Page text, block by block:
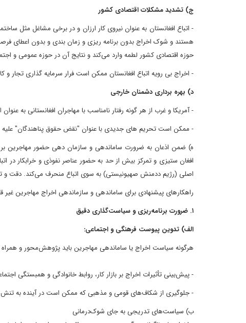
ج) تشدید مشکلات اقتصادی کشور
- اتباع افغانستان به عنوان نیروی کار ارزان و در برخی مشاغل مثل
هستند و شوک اخراج بدون برنامه ریزی و زمان بندی و بدون اعطای
حوزه اقتصادی کشور لطمه وارد می‌کند و نتایج آن در حوزه عمومی و
- اخراج بی رویه اتباع افغانستان ممکن است فرار سرمایه گذاری تجار و
د) بهره برداری دشمنان خارجی
- آمریکا و غرب از هر گونه رفتار نامناسب با مهاجران افغانستانی به
- ممکن است تحریم های جدیدی با عنوان "نقض حقوق پناهندگان"
ه) ضمن اذعان به ضرورت ساماندهی و سازمان دهی حضور مهاجرین بر
افغان ستیزی و تمرکز بیش از حد به حضور عناصر نفوذی و خرابکار در
اصلی (رژیم ددمنش صهیونیستی) به سوی اتباع منحرف می‌کند. دقت و
راهکارهای پیشنهادی برای ساماندهی و سازماندهی اخراج مهاجرین غیر
۱. ضرورت برنامه‌ریزی و سیاست‌گذاری دقیق
الف) تدوین پیوست فرهنگی و اجتماعی:
هرگونه سیاست اخراج یا ساماندهی مهاجرین باید پژوهش‌محور و همراه
- پیش‌بینی تأثیرات اخراج بر بازار کار، روابط خانوادگی و همبستگی
- جلوگیری از شکاف‌های قومی و مذهبی که ممکن است در آینده به
ب) سیاست‌های تدریجی به جای شوک‌درمانی